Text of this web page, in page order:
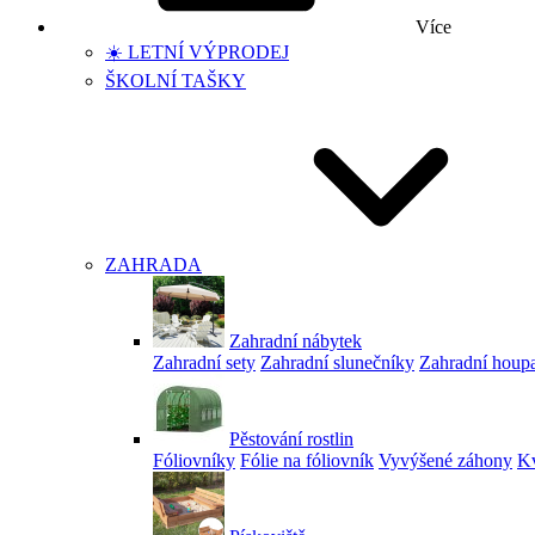
Více
☀️ LETNÍ VÝPRODEJ
ŠKOLNÍ TAŠKY
ZAHRADA
Zahradní nábytek
Zahradní sety Zahradní slunečníky Zahradní
Pěstování rostlin
Fóliovníky Fólie na fóliovník Vyvýšené záhony